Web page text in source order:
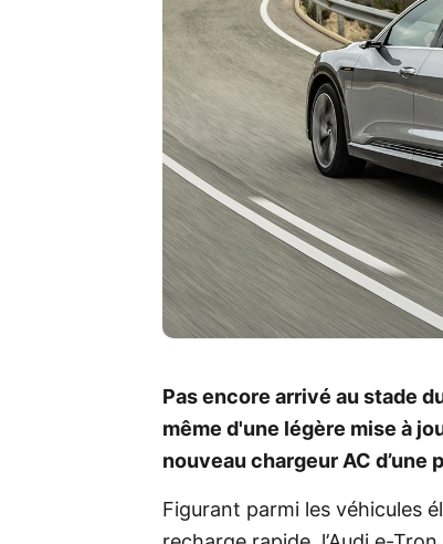
Pas encore arrivé au stade
même d'une légère mise à
nouveau chargeur AC d’une
Figurant parmi les véhicules